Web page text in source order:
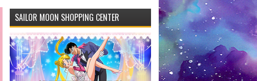
SAILOR MOON SHOPPING CENTER